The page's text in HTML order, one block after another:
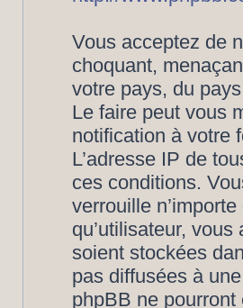
Vous acceptez de
choquant,
votre pays, du
Le faire peut vous
notification à votre
L’adresse IP de
ces conditions.
verrouille
qu’utilisateur,
soient stockées
pas diffusées à
phpBB ne